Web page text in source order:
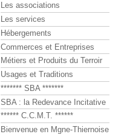
Les associations
Les services
Hébergements
Commerces et Entreprises
Métiers et Produits du Terroir
Usages et Traditions
******* SBA *******
SBA : la Redevance Incitative
****** C.C.M.T. ******
Bienvenue en Mgne-Thiernoise